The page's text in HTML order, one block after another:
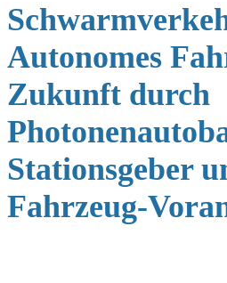
Autonomes
Zukunft durch
Stationsgeber
Fahrzeug-